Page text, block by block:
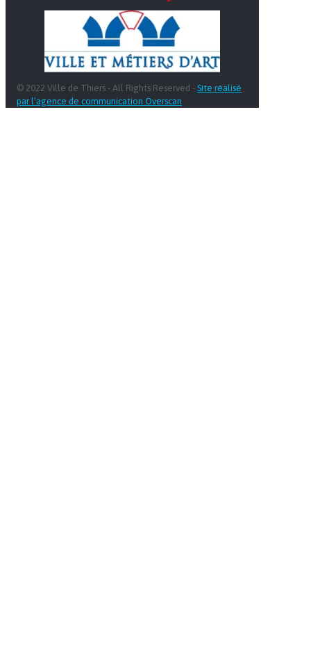
© 2022 Ville de Thiers - All Rights Reserved - Site réalisé
par l’agence de communication Overscan